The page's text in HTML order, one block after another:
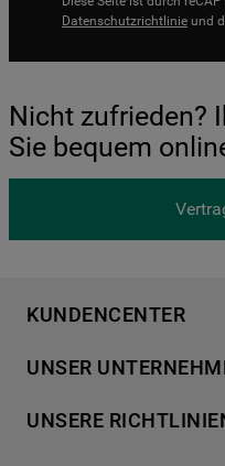
Datenschutzrichtlinie und
Nicht zufrieden?
Sie bequem
KUNDENCENTER
Händlersuche
Häufige Fragen
UNSER
Für Händler
UNSERE